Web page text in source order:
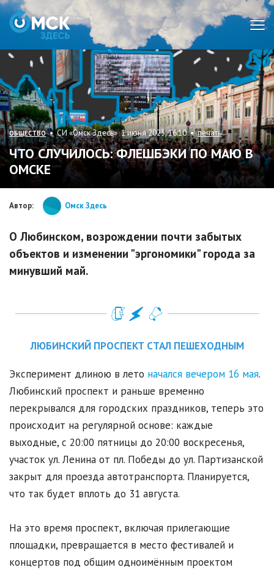
ОБЩЕСТВО• СИ «Омск Здесь» 1 июня 2025, 16:10 •печать
ЧТО СЛУЧИЛОСЬ: ФЛЕШБЭКИ ПО МАЮ В
ОМСКЕ
Автор: Омск Здесь
О Любинском, возрождении почти забытых
объектов и изменении "эргономики" города за
минувший май.
ЛЮБИНСКИЙ ПРОСПЕКТ СТАЛ ПЕШЕХОДНЫМ
Эксперимент длиною в лето начался вечером 16 мая.
Любинский проспект и раньше временно
перекрывался для городских праздников, теперь это
происходит на регулярной основе: каждые
выходные, с 20:00 пятницы до 20:00 воскресенья,
участок ул. Ленина от пл. Победы до ул. Партизанской
закрыт для проезда автотранспорта. Планируется,
что так будет вплоть до 31 августа.
На это время проспект, включая прилегающие
площадки, превращается в место фестивалей и
концертов под общим одноимённым проектом